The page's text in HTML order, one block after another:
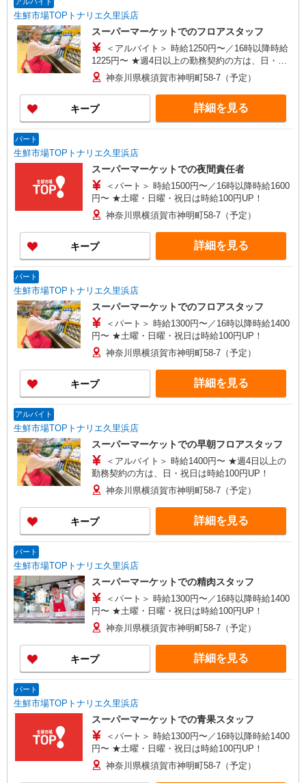
生鮮市場TOPトナリエ久里浜店
スーパーマーケットでのフロアスタッフ
＜アルバイト＞ 時給1250円〜／16時以降時給
1225円〜 ★週4日以上の勤務契約の方は、日・祝
日は時給100円UP！
神奈川県横須賀市神明町58-7（予定）
キープ 詳細を見る
パート
生鮮市場TOPトナリエ久里浜店
スーパーマーケットでの夜間責任者
＜パート＞ 時給1500円〜／16時以降時給1600
円〜 ★土曜・日曜・祝日は時給100円UP！
神奈川県横須賀市神明町58-7（予定）
キープ 詳細を見る
パート
生鮮市場TOPトナリエ久里浜店
スーパーマーケットでのフロアスタッフ
＜パート＞ 時給1300円〜／16時以降時給1400
円〜 ★土曜・日曜・祝日は時給100円UP！
神奈川県横須賀市神明町58-7（予定）
キープ 詳細を見る
アルバイト
生鮮市場TOPトナリエ久里浜店
スーパーマーケットでの早朝フロアスタッフ
＜アルバイト＞ 時給1400円〜 ★週4日以上の
勤務契約の方は、日・祝日は時給100円UP！
神奈川県横須賀市神明町58-7（予定）
キープ 詳細を見る
パート
生鮮市場TOPトナリエ久里浜店
スーパーマーケットでの精肉スタッフ
＜パート＞ 時給1300円〜／16時以降時給1400
円〜 ★土曜・日曜・祝日は時給100円UP！
神奈川県横須賀市神明町58-7（予定）
キープ 詳細を見る
パート
生鮮市場TOPトナリエ久里浜店
スーパーマーケットでの青果スタッフ
＜パート＞ 時給1300円〜／16時以降時給1400
円〜 ★土曜・日曜・祝日は時給100円UP！
神奈川県横須賀市神明町58-7（予定）